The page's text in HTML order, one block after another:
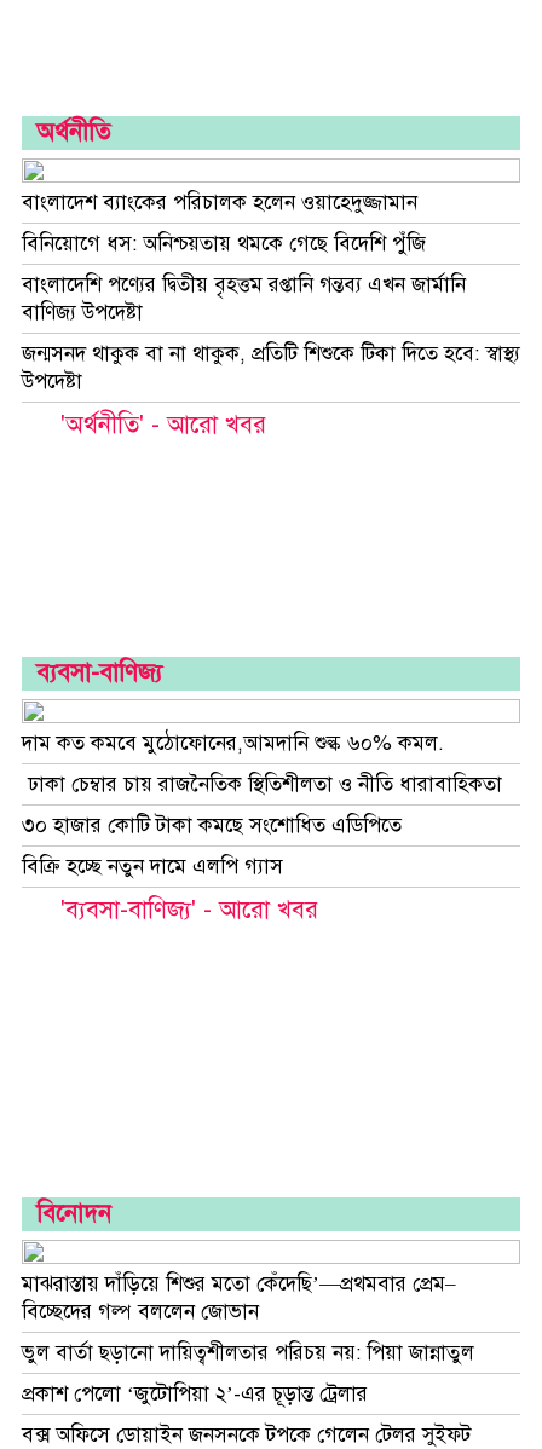
করোনাভাইরাস-
ডেঙ্গু
স্বাস্থ্য
আরো...
প্রচ্ছদ
ভিডিও
গ্যালারী
স্পোর্টস
দেশজুড়ে
আন্তর্জাতিক
অর্থনীতি
বাংলাদেশ ব্যাংকের পরিচালক হলেন ওয়াহেদুজ্জামান
বিনিয়োগে ধস: অনিশ্চয়তায় থমকে গেছে বিদেশি পুঁজি
বাংলাদেশি পণ্যের দ্বিতীয় বৃহত্তম রপ্তানি গন্তব্য এখন জার্মানি
বাণিজ্য উপদেষ্টা
জন্মসনদ থাকুক বা না থাকুক, প্রতিটি শিশুকে টিকা দিতে হবে: স্বাস্থ্য
উপদেষ্টা
'অর্থনীতি' - আরো খবর
ব্যবসা-বাণিজ্য
দাম কত কমবে মুঠোফোনের,আমদানি শুল্ক ৬০% কমল.
ঢাকা চেম্বার চায় রাজনৈতিক স্থিতিশীলতা ও নীতি ধারাবাহিকতা
৩০ হাজার কোটি টাকা কমছে সংশোধিত এডিপিতে
বিক্রি হচ্ছে নতুন দামে এলপি গ্যাস
'ব্যবসা-বাণিজ্য' - আরো খবর
বিনোদন
মাঝরাস্তায় দাঁড়িয়ে শিশুর মতো কেঁদেছি’—প্রথমবার প্রেম–
বিচ্ছেদের গল্প বললেন জোভান
ভুল বার্তা ছড়ানো দায়িত্বশীলতার পরিচয় নয়: পিয়া জান্নাতুল
প্রকাশ পেলো ‘জুটোপিয়া ২’-এর চূড়ান্ত ট্রেলার
বক্স অফিসে ডোয়াইন জনসনকে টপকে গেলেন টেলর সুইফট